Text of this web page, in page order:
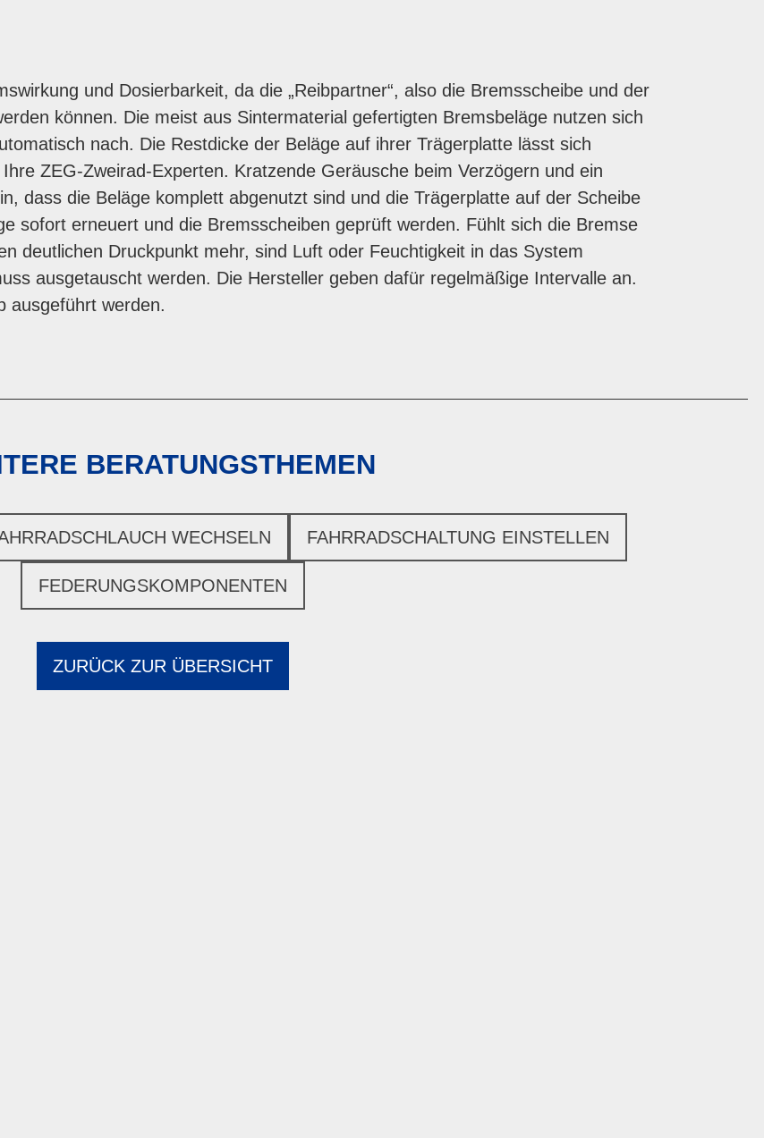
und Dosierbarkeit, da die „Reibpartner“, also die Bremsscheibe und der
können. Die meist aus Sintermaterial gefertigten Bremsbeläge nutzen sich
nach. Die Restdicke der Beläge auf ihrer Trägerplatte lässt sich
ZEG-Zweirad-Experten. Kratzende Geräusche beim Verzögern und ein
dass die Beläge komplett abgenutzt sind und die Trägerplatte auf der Scheibe
sofort erneuert und die Bremsscheiben geprüft werden. Fühlt sich die Bremse
deutlichen Druckpunkt mehr, sind Luft oder Feuchtigkeit in das System
ausgetauscht werden. Die Hersteller geben dafür regelmäßige Intervalle an.
ausgeführt werden.
BERATUNGSTHEMEN
WECHSELN FAHRRADSCHALTUNG EINSTELLEN
FEDERUNGSKOMPONENTEN
ZURÜCK ZUR ÜBERSICHT